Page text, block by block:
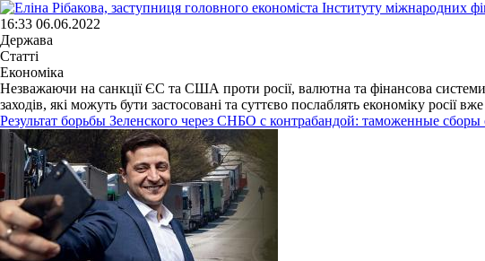
16:33 06.06.2022
Держава
Статті
Економіка
Незважаючи на санкції ЄС та США проти росії, валютна та фінансова системи
заходів, які можуть бути застосовані та суттєво послаблять економіку росії
Результат борьбы Зеленского через СНБО с контрабандой: таможенные сборы